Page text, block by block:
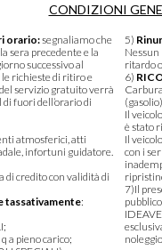
CONDIZIONI
orario:segnaliamo che
sera precedente e la
successivo al
richieste di ritiro e
servizio gratuito verrà
fuori dell’orario di
atmosferici, atti
infortuni guidatore.
di credito con validità di
tassativamente:
a pieno carico;
5)
Nessun
ritardo
6)
Il
è stato
Il
con i
7)Il